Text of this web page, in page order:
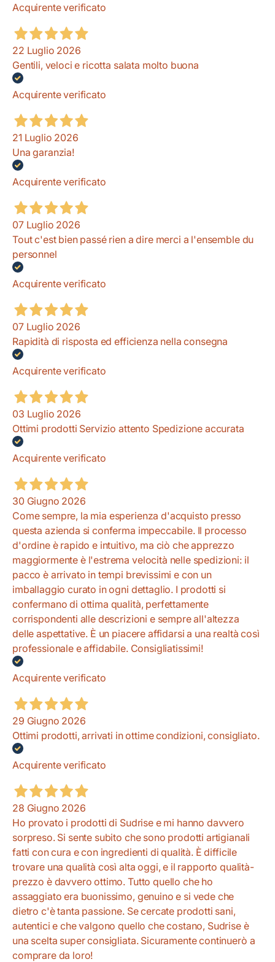
Acquirente verificato
22 Luglio 2026
Gentili, veloci e ricotta salata molto buona
Acquirente verificato
21 Luglio 2026
Una garanzia!
Acquirente verificato
07 Luglio 2026
Tout c'est bien passé rien a dire merci a l'ensemble du
personnel
Acquirente verificato
07 Luglio 2026
Rapidità di risposta ed efficienza nella consegna
Acquirente verificato
03 Luglio 2026
Ottimi prodotti Servizio attento Spedizione accurata
Acquirente verificato
30 Giugno 2026
Come sempre, la mia esperienza d'acquisto presso
questa azienda si conferma impeccabile. Il processo
d'ordine è rapido e intuitivo, ma ciò che apprezzo
maggiormente è l'estrema velocità nelle spedizioni: il
pacco è arrivato in tempi brevissimi e con un
imballaggio curato in ogni dettaglio. I prodotti si
confermano di ottima qualità, perfettamente
corrispondenti alle descrizioni e sempre all'altezza
delle aspettative. È un piacere affidarsi a una realtà così
professionale e affidabile. Consigliatissimi!
Acquirente verificato
29 Giugno 2026
Ottimi prodotti, arrivati in ottime condizioni, consigliato.
Acquirente verificato
28 Giugno 2026
Ho provato i prodotti di Sudrise e mi hanno davvero
sorpreso. Si sente subito che sono prodotti artigianali
fatti con cura e con ingredienti di qualità. È difficile
trovare una qualità così alta oggi, e il rapporto qualità-
prezzo è davvero ottimo. Tutto quello che ho
assaggiato era buonissimo, genuino e si vede che
dietro c'è tanta passione. Se cercate prodotti sani,
autentici e che valgono quello che costano, Sudrise è
una scelta super consigliata. Sicuramente continuerò a
comprare da loro!